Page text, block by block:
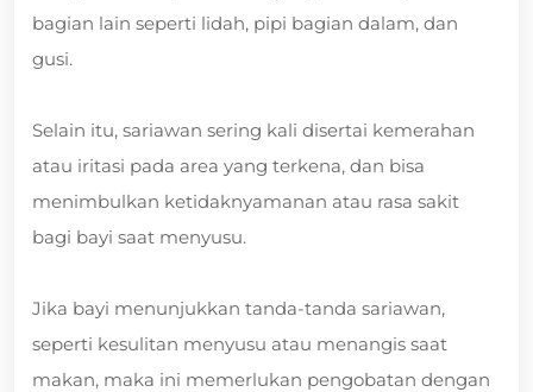
bagian lain seperti lidah, pipi bagian dalam, dan
gusi.
Selain itu, sariawan sering kali disertai kemerahan
atau iritasi pada area yang terkena, dan bisa
menimbulkan ketidaknyamanan atau rasa sakit
bagi bayi saat menyusu.
Jika bayi menunjukkan tanda-tanda sariawan,
seperti kesulitan menyusu atau menangis saat
makan, maka ini memerlukan pengobatan dengan